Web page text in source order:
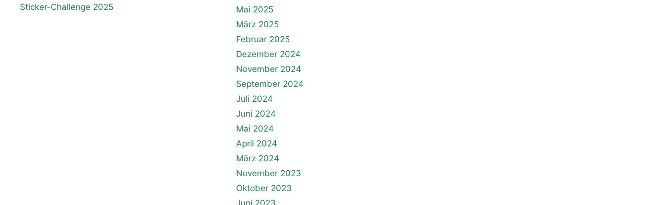
Sticker-Challenge 2025
Mai 2025
März 2025
Februar 2025
Dezember 2024
November 2024
September 2024
Juli 2024
Juni 2024
Mai 2024
April 2024
März 2024
November 2023
Oktober 2023
Juni 2023